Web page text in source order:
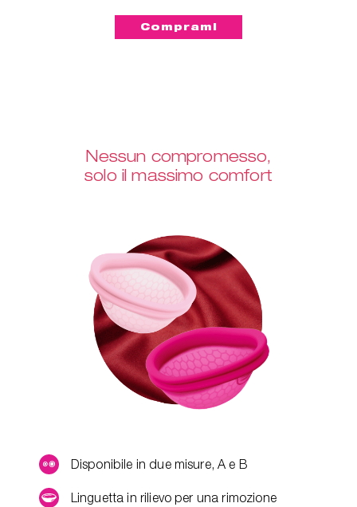
Nessun compromesso,
solo il massimo comfort
Disponibile in due misure, A e B
Linguetta in rilievo per una rimozione